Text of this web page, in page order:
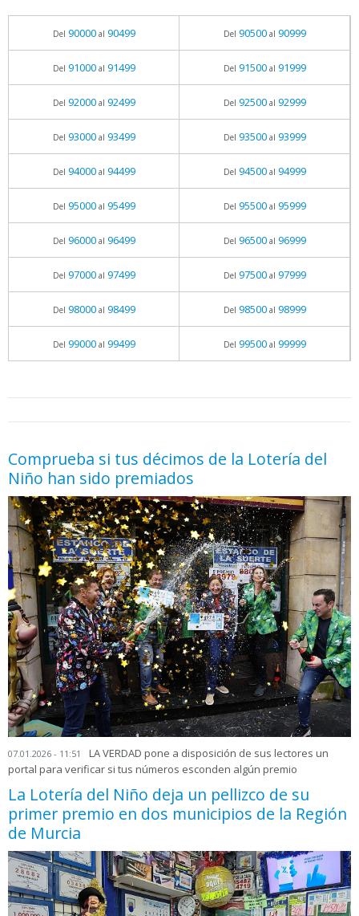
Del 90000al 90499 Del 90500al 90999
Del 91000al 91499 Del 91500al 91999
Del 92000al 92499 Del 92500al 92999
Del 93000al 93499 Del 93500al 93999
Del 94000al 94499 Del 94500al 94999
Del 95000al 95499 Del 95500al 95999
Del 96000al 96499 Del 96500al 96999
Del 97000al 97499 Del 97500al 97999
Del 98000al 98499 Del 98500al 98999
Del 99000al 99499 Del 99500al 99999
Comprueba si tus décimos de la Lotería del
Niño han sido premiados
07.01.2026 - 11:51
LA VERDAD pone a disposición de sus lectores un
portal para verificar si tus números esconden algún premio
La Lotería del Niño deja un pellizco de su
primer premio en dos municipios de la Región
de Murcia